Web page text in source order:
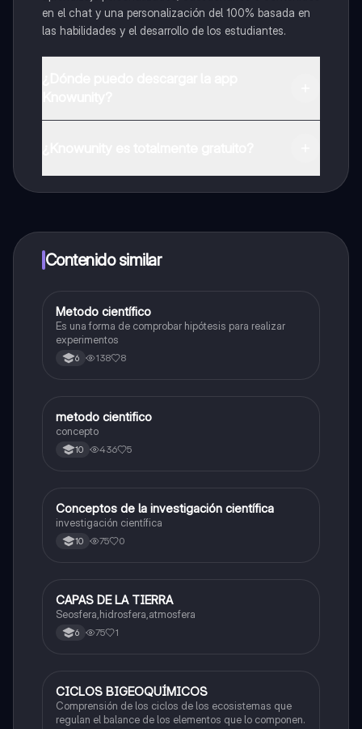
en el chat y una personalización del 100% basada en
las habilidades y el desarrollo de los estudiantes.
a determinadas funciones.
Contenido similar
Biologia
Metodo científico
Es una forma de comprobar hipótesis para realizar
experimentos
6 138 8
Química
metodo cientifico
concepto
10 436 5
Biologia
Conceptos de la investigación científica
investigación científica
10 75 0
Biologia
CAPAS DE LA TIERRA
Seosfera,hidrosfera,atmosfera
6 75 1
Biologia
CICLOS BIGEOQUÍMICOS
Comprensión de los ciclos de los ecosistemas que
regulan el balance de los elementos que lo componen.